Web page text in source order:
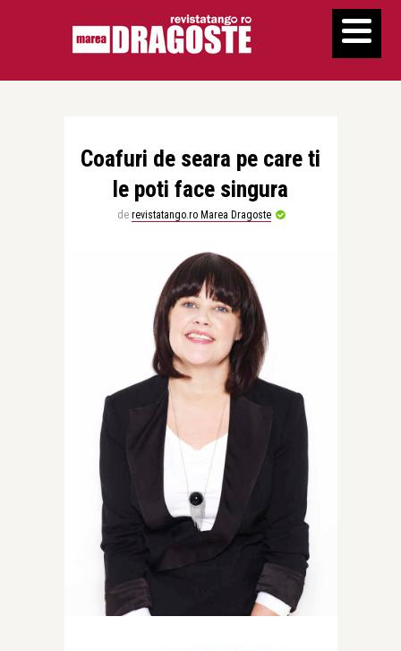
Coafuri de seara pe care ti
le poti face singura
de revistatango.ro Marea Dragoste